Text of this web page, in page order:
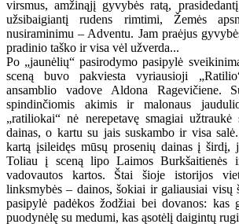
virsmus, amžinąjį gyvybės ratą,
užsibaigiantį rudens rimtimi, Žemės
nusiraminimu – Adventu. Jam praėjus
pradinio taško ir visa vėl užverda...
Po „jaunėlių“ pasirodymo pasipylė
sceną buvo pakviesta vyriausioji
ansamblio vadove Aldona Ragevičiene.
spindinčiomis akimis ir malonaus
„ratiliokai“ nė nerepetavę smagiai
dainas, o kartu su jais suskambo ir visa
kartą įsileidęs mūsų prosenių dainas į širdį,
Toliau į sceną lipo Laimos Burkšaitienės
vadovautos kartos. Štai šioje istorijos
linksmybės – dainos, šokiai ir galiausiai visų
pasipylė padėkos žodžiai bei dovanos: kas
puodynėlę su medumi, kas ąsotėlį daigintų